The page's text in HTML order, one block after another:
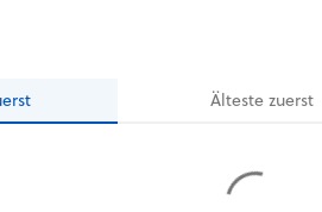
Ältestezuerst